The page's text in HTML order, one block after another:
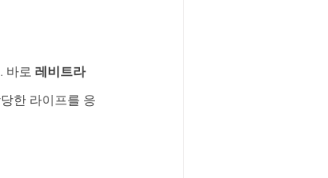
바로 레비트라
한 라이프를 응